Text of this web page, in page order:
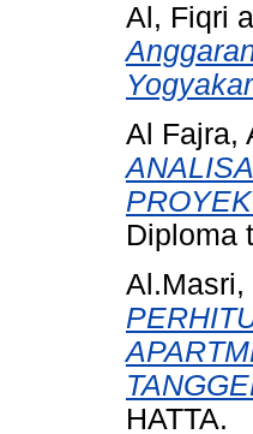
Al, Fiqri
Al Fajra,
Diploma
Al.Masri,
HATTA.